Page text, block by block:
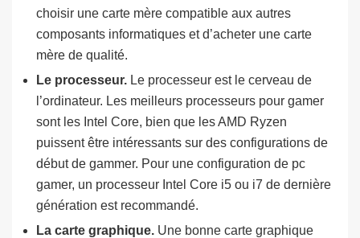
choisir une carte mère compatible aux autres
composants informatiques et d’acheter une carte
mère de qualité.
Le processeur. Le processeur est le cerveau de
l’ordinateur. Les meilleurs processeurs pour gamer
sont les Intel Core, bien que les AMD Ryzen
puissent être intéressants sur des configurations de
début de gammer. Pour une configuration de pc
gamer, un processeur Intel Core i5 ou i7 de dernière
génération est recommandé.
La carte graphique. Une bonne carte graphique